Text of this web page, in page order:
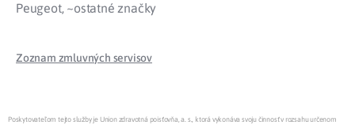
Peugeot, ~ostatné značky
Zoznam zmluvných servisov
Poskytovateľom tejto služby je Union zdravotná poisťovňa, a. s., ktorá vykonáva svoju činnosť v rozsahu určenom